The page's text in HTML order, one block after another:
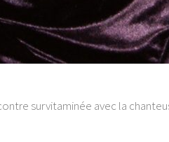
survitaminée avec la